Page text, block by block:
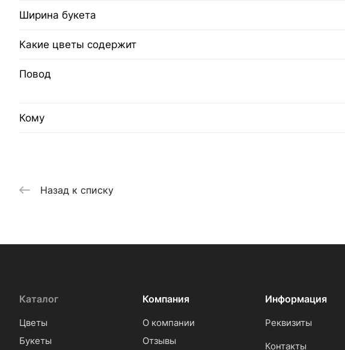
Ширина букета
Какие цветы содержит
Повод
Кому
Назад к списку
Каталог
Цветы
Букеты
Компания
О компании
Отзывы
Информация
Реквизиты
Контакты